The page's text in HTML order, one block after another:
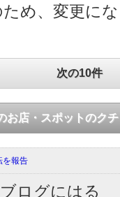
め、変更に
次の10件
お店・スポットのク
を報告
ログにはる